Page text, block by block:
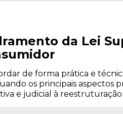
da Lei
de forma prática e técnica
os principais aspectos
e judicial à reestruturação